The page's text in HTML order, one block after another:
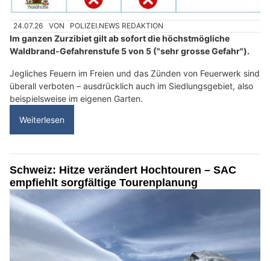
24.07.26 VON POLIZEI.NEWS REDAKTION
Im ganzen Zurzibiet gilt ab sofort die höchstmögliche
Waldbrand-Gefahrenstufe 5 von 5 ("sehr grosse Gefahr").
Jegliches Feuern im Freien und das Zünden von Feuerwerk sind
überall verboten – ausdrücklich auch im Siedlungsgebiet, also
beispielsweise im eigenen Garten.
Weiterlesen
Schweiz: Hitze verändert Hochtouren – SAC
empfiehlt sorgfältige Tourenplanung